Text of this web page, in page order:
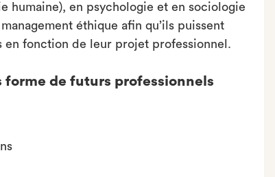
humaine), en psychologie et en sociologie
éthique afin qu’ils puissent
en fonction de leur projet professionnel.
forme de futurs professionnels